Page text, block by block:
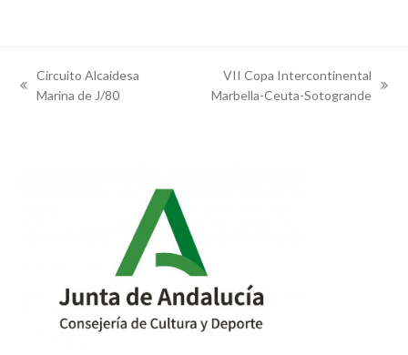
previous
Circuito Alcaidesa
Marina de J/80
VII Copa Intercontinental
Marbella-Ceuta-Sotogrande